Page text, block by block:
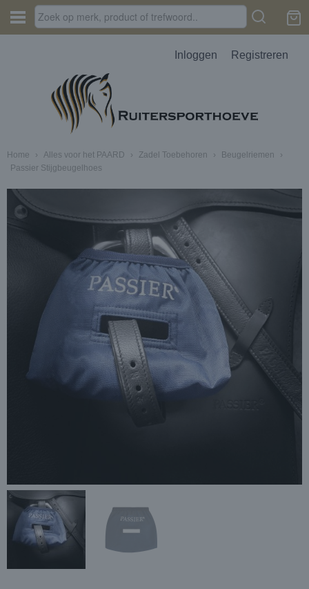
Inloggen Registreren
Home › Alles voor het PAARD › Zadel Toebehoren › Beugelriemen
›
Passier Stijgbeugelhoes